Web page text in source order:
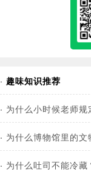
· 趣味知识推荐
· 为什么小时候老师
· 为什么博物馆里的
· 为什么吐司不能冷藏